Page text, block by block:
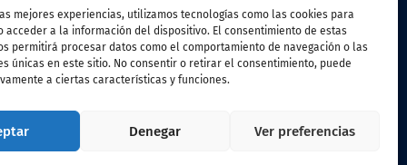
mejores experiencias, utilizamos tecnologías como las cookies para
acceder a la información del dispositivo. El consentimiento de estas
permitirá procesar datos como el comportamiento de navegación o las
únicas en este sitio. No consentir o retirar el consentimiento, puede
a ciertas características y funciones.
Denegar Ver preferencias
Facebook
Instagram
Linkedin